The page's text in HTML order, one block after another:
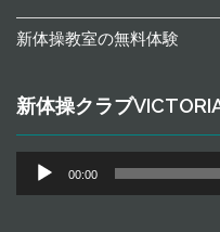
新体操教室の無料体験
新体操クラブ
00:00